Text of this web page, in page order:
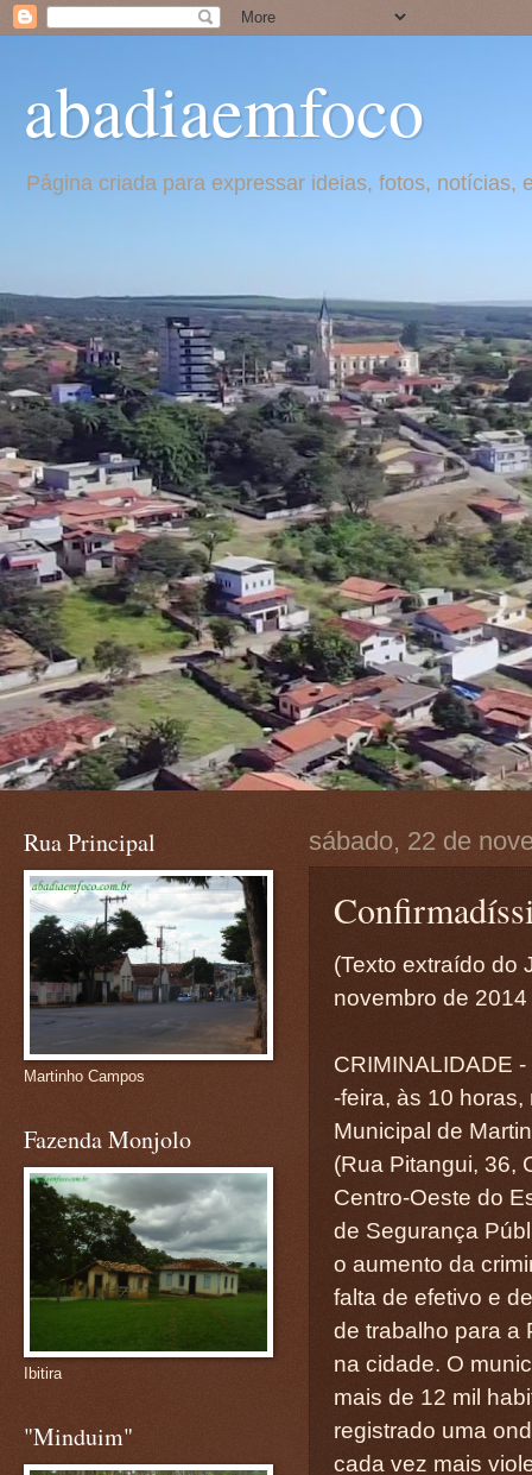
abadiaemfoco
Página criada para expressar ideias, fotos,
sábado, 22 de
(Texto extraído do
novembro de 2014
CRIMINALIDADE
-feira, às 10 horas,
Municipal de
(Rua Pitangui, 36,
Centro-Oeste do
de Segurança
o aumento da
falta de efetivo e
de trabalho para a
na cidade. O
mais de 12 mil
registrado uma
cada vez mais
Rua Principal
Martinho Campos
Fazenda Monjolo
Ibitira
"Minduim"